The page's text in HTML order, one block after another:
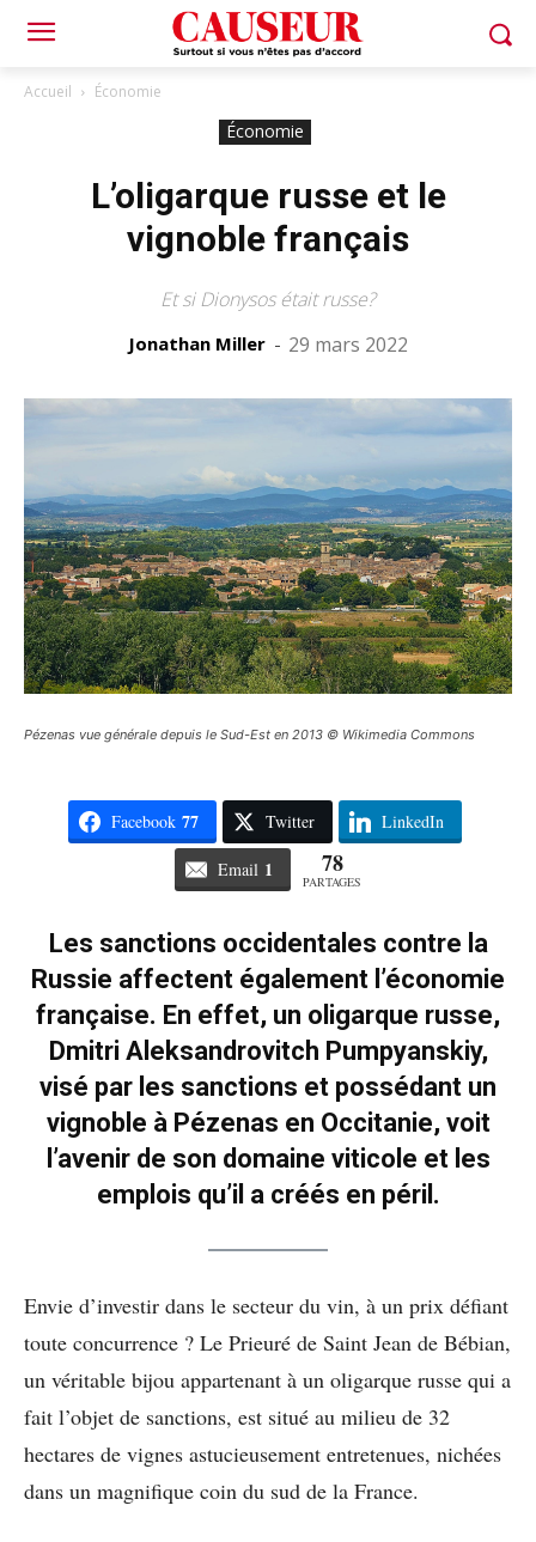
Accueil Économie
Économie
L’oligarque russe et le
vignoble français
Et si Dionysos était russe?
Jonathan Miller - 29 mars 2022
Pézenas vue générale depuis le Sud-Est en 2013 © Wikimedia Commons
Facebook 77 Twitter LinkedIn
Email 1 78
PARTAGES
Les sanctions occidentales contre la
Russie affectent également l’économie
française. En effet, un oligarque russe,
Dmitri Aleksandrovitch Pumpyanskiy,
visé par les sanctions et possédant un
vignoble à Pézenas en Occitanie, voit
l’avenir de son domaine viticole et les
emplois qu’il a créés en péril.
Envie d’investir dans le secteur du vin, à un prix défiant
toute concurrence ? Le Prieuré de Saint Jean de Bébian,
un véritable bijou appartenant à un oligarque russe qui a
fait l’objet de sanctions, est situé au milieu de 32
hectares de vignes astucieusement entretenues, nichées
dans un magnifique coin du sud de la France.